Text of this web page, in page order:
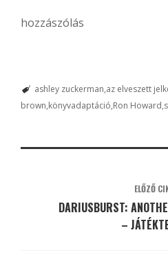
hozzászólás
ashley zuckerman az elveszett
brown könyvadaptáció Ron Howard
ELŐZŐ
DARIUSBURST:
–